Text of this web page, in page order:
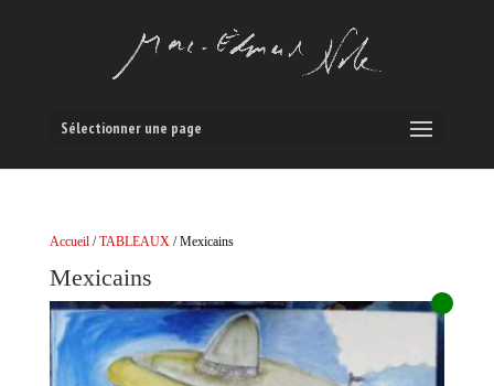
Sélectionner une page
Accueil/TABLEAUX/ Mexicains
Mexicains